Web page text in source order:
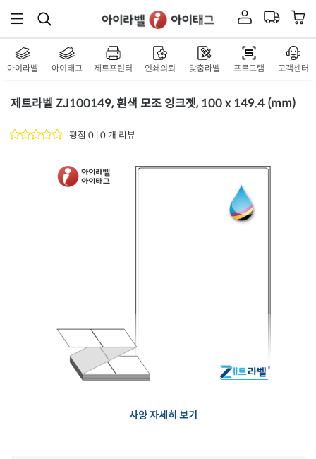
아이라벨 아이태그 제트프린터 인쇄의뢰 맞춤라벨 프로그램 고객센터
제트라벨 ZJ100149, 흰색 모조 잉크젯, 100 x 149.4 (mm)
평점 0 | 0 개 리뷰
사양 자세히 보기